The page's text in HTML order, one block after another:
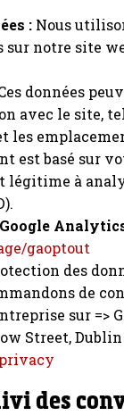
: Nous
notre site
données
avec le site,
les
est basé sur
légitime à
gaoptout
des
de
sur =>
Street,
des